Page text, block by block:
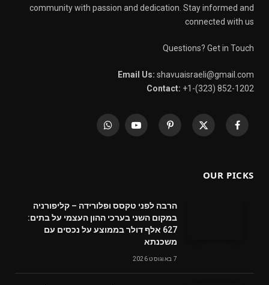
community with passion and dedication. Stay informed and
connected with us
Questions? Get in Touch
Email Us: shavuaisraeli@gmail.com
Contact: +1-(323) 852-1202
Facebook
X
Pinterest
YouTube
WhatsApp
OUR PICKS
הרבה לפני טקסס ופלורידה – קליפורניה
במקום השני בערכי ההון העצמי על בתים:
627 אלף דולר בממוצע על נכסים עם
משכנתא
7 באוגוסט 2026